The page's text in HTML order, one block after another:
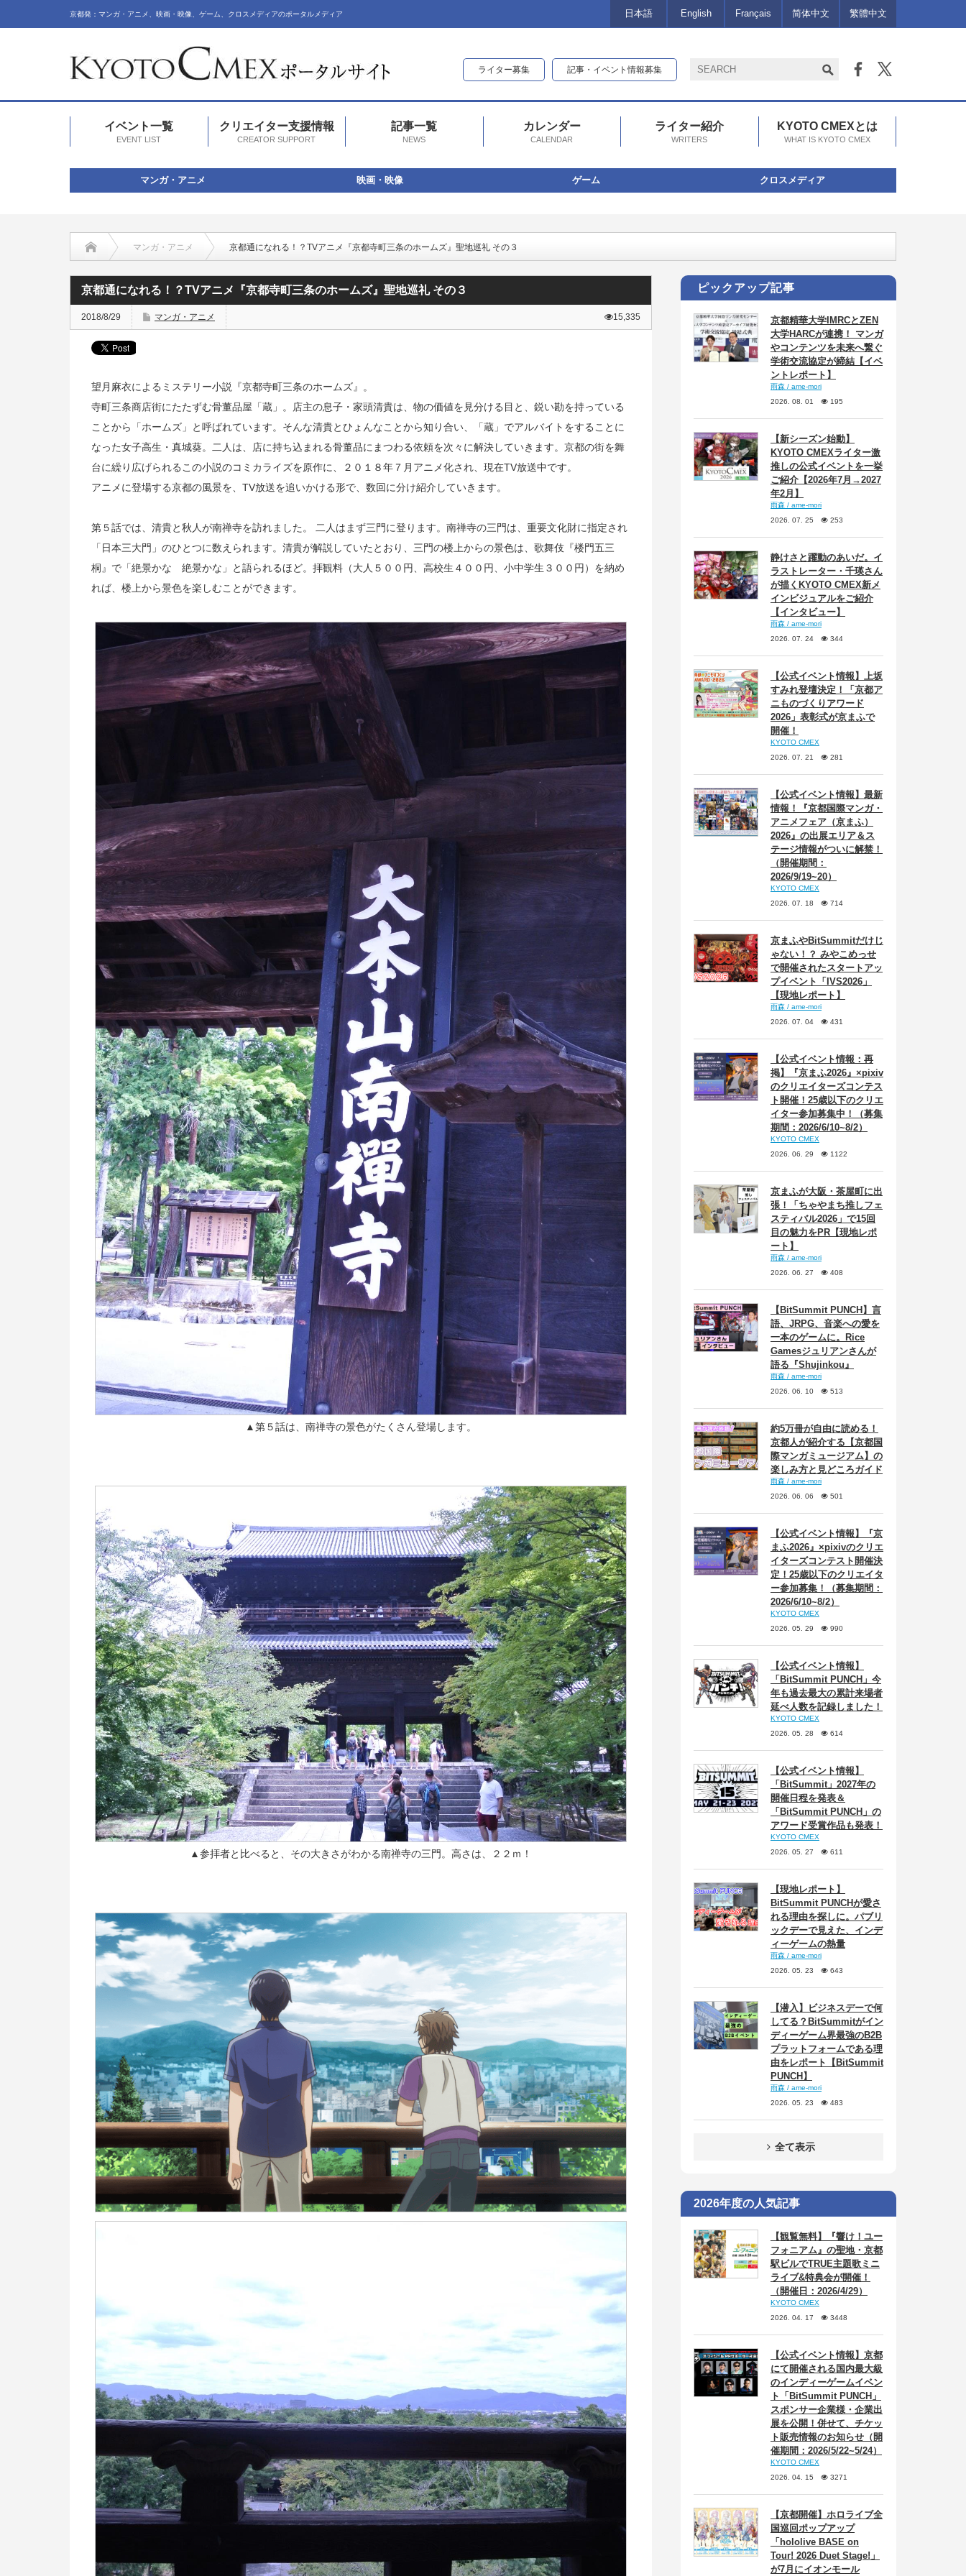
京都発：マンガ・アニメ、映画・映像、ゲーム、クロスメディアのポータルメディア 日本語 English Français 简体中文 繁體中文
ライター募集 記事・イベント情報募集
イベント一覧
EVENT LIST
クリエイター支援情報
CREATOR SUPPORT
記事一覧
NEWS
カレンダー
CALENDAR
ライター紹介
WRITERS
KYOTO CMEXとは
WHAT IS KYOTO CMEX
マンガ・アニメ 映画・映像 ゲーム クロスメディア
マンガ・アニメ 京都通になれる！？TVアニメ『京都寺町三条のホームズ』聖地巡礼 その３
京都通になれる！？TVアニメ『京都寺町三条のホームズ』聖地巡礼 その３
2018/8/29 マンガ・アニメ 15,335
望月麻衣によるミステリー小説『京都寺町三条のホームズ』。
寺町三条商店街にたたずむ骨董品屋「蔵」。店主の息子・家頭清貴は、物の価値を見分ける目と、鋭い勘を持っている
ことから「ホームズ」と呼ばれています。そんな清貴とひょんなことから知り合い、「蔵」でアルバイトをすることに
なった女子高生・真城葵。二人は、店に持ち込まれる骨董品にまつわる依頼を次々に解決していきます。京都の街を舞
台に繰り広げられるこの小説のコミカライズを原作に、２０１８年７月アニメ化され、現在TV放送中です。
アニメに登場する京都の風景を、TV放送を追いかける形で、数回に分け紹介していきます。
第５話では、清貴と秋人が南禅寺を訪れました。 二人はまず三門に登ります。南禅寺の三門は、重要文化財に指定され
「日本三大門」のひとつに数えられます。清貴が解説していたとおり、三門の楼上からの景色は、歌舞伎『楼門五三
桐』で「絶景かな 絶景かな」と語られるほど。拝観料（大人５００円、高校生４００円、小中学生３００円）を納め
れば、楼上から景色を楽しむことができます。
▲第５話は、南禅寺の景色がたくさん登場します。
▲参拝者と比べると、その大きさがわかる南禅寺の三門。高さは、２２ｍ！
ピックアップ記事
京都精華大学IMRCとZEN
大学HARCが連携！ マンガ
やコンテンツを未来へ繋ぐ
学術交流協定が締結【イベ
ントレポート】
雨森 / ame-mori
2026. 08. 01
195
【新シーズン始動】
KYOTO CMEXライター激
推しの公式イベントを一挙
ご紹介【2026年7月→2027
年2月】
雨森 / ame-mori
2026. 07. 25
253
静けさと躍動のあいだ。イ
ラストレーター・千瑛さん
が描くKYOTO CMEX新メ
インビジュアルをご紹介
【インタビュー】
雨森 / ame-mori
2026. 07. 24
344
【公式イベント情報】上坂
すみれ登壇決定！「京都ア
ニものづくりアワード
2026」表彰式が京まふで
開催！
KYOTO CMEX
2026. 07. 21
281
【公式イベント情報】最新
情報！『京都国際マンガ・
アニメフェア（京まふ）
2026』の出展エリア＆ス
テージ情報がついに解禁！
（開催期間：
2026/9/19~20）
KYOTO CMEX
2026. 07. 18
714
京まふやBitSummitだけじ
ゃない！？ みやこめっせ
で開催されたスタートアッ
プイベント「IVS2026」
【現地レポート】
雨森 / ame-mori
2026. 07. 04
431
【公式イベント情報：再
掲】『京まふ2026』×pixiv
のクリエイターズコンテス
ト開催！25歳以下のクリエ
イター参加募集中！（募集
期間：2026/6/10~8/2）
KYOTO CMEX
2026. 06. 29
1122
京まふが大阪・茶屋町に出
張！「ちゃやまち推しフェ
スティバル2026」で15回
目の魅力をPR【現地レポ
ート】
雨森 / ame-mori
2026. 06. 27
408
【BitSummit PUNCH】言
語、JRPG、音楽への愛を
一本のゲームに。Rice
Gamesジュリアンさんが
語る『Shujinkou』
雨森 / ame-mori
2026. 06. 10
513
約5万冊が自由に読める！
京都人が紹介する【京都国
際マンガミュージアム】の
楽しみ方と見どころガイド
雨森 / ame-mori
2026. 06. 06
501
【公式イベント情報】『京
まふ2026』×pixivのクリエ
イターズコンテスト開催決
定！25歳以下のクリエイタ
ー参加募集！（募集期間：
2026/6/10~8/2）
KYOTO CMEX
2026. 05. 29
990
【公式イベント情報】
「BitSummit PUNCH」今
年も過去最大の累計来場者
延べ人数を記録しました！
KYOTO CMEX
2026. 05. 28
614
【公式イベント情報】
「BitSummit」2027年の
開催日程を発表＆
「BitSummit PUNCH」の
アワード受賞作品も発表！
KYOTO CMEX
2026. 05. 27
611
【現地レポート】
BitSummit PUNCHが愛さ
れる理由を探しに。パブリ
ックデーで見えた、インデ
ィーゲームの熱量
雨森 / ame-mori
2026. 05. 23
643
【潜入】ビジネスデーで何
してる？BitSummitがイン
ディーゲーム界最強のB2B
プラットフォームである理
由をレポート【BitSummit
PUNCH】
雨森 / ame-mori
2026. 05. 23
483
全て表示
2026年度の人気記事
【観覧無料】『響け！ユー
フォニアム』の聖地・京都
駅ビルでTRUE主題歌ミニ
ライブ&特典会が開催！
（開催日：2026/4/29）
KYOTO CMEX
2026. 04. 17
3448
【公式イベント情報】京都
にて開催される国内最大級
のインディーゲームイベン
ト「BitSummit PUNCH」
スポンサー企業様・企業出
展を公開！併せて、チケッ
ト販売情報のお知らせ（開
催期間：2026/5/22~5/24）
KYOTO CMEX
2026. 04. 15
3271
【京都開催】ホロライブ全
国巡回ポップアップ
「hololive BASE on
Tour! 2026 Duet Stage!」
が7月にイオンモール